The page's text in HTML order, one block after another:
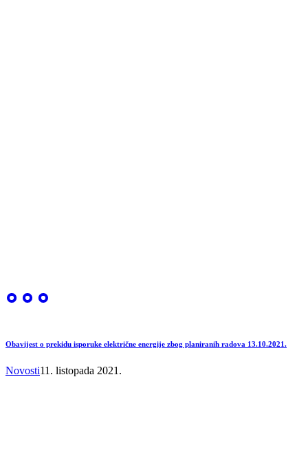
Obavijest o prekidu isporuke električne energije zbog planiranih radova 13.10.2021.
Novosti11. listopada 2021.